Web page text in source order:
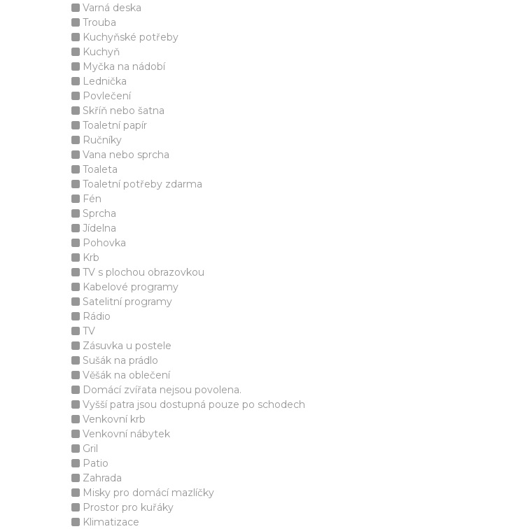
Varná deska
Trouba
Kuchyňské potřeby
Kuchyň
Myčka na nádobí
Lednička
Povlečení
Skříň nebo šatna
Toaletní papír
Ručníky
Vana nebo sprcha
Toaleta
Toaletní potřeby zdarma
Fén
Sprcha
Jídelna
Pohovka
Krb
TV s plochou obrazovkou
Kabelové programy
Satelitní programy
Rádio
TV
Zásuvka u postele
Sušák na prádlo
Věšák na oblečení
Domácí zvířata nejsou povolena.
Vyšší patra jsou dostupná pouze po schodech
Venkovní krb
Venkovní nábytek
Gril
Patio
Zahrada
Misky pro domácí mazlíčky
Prostor pro kuřáky
Klimatizace